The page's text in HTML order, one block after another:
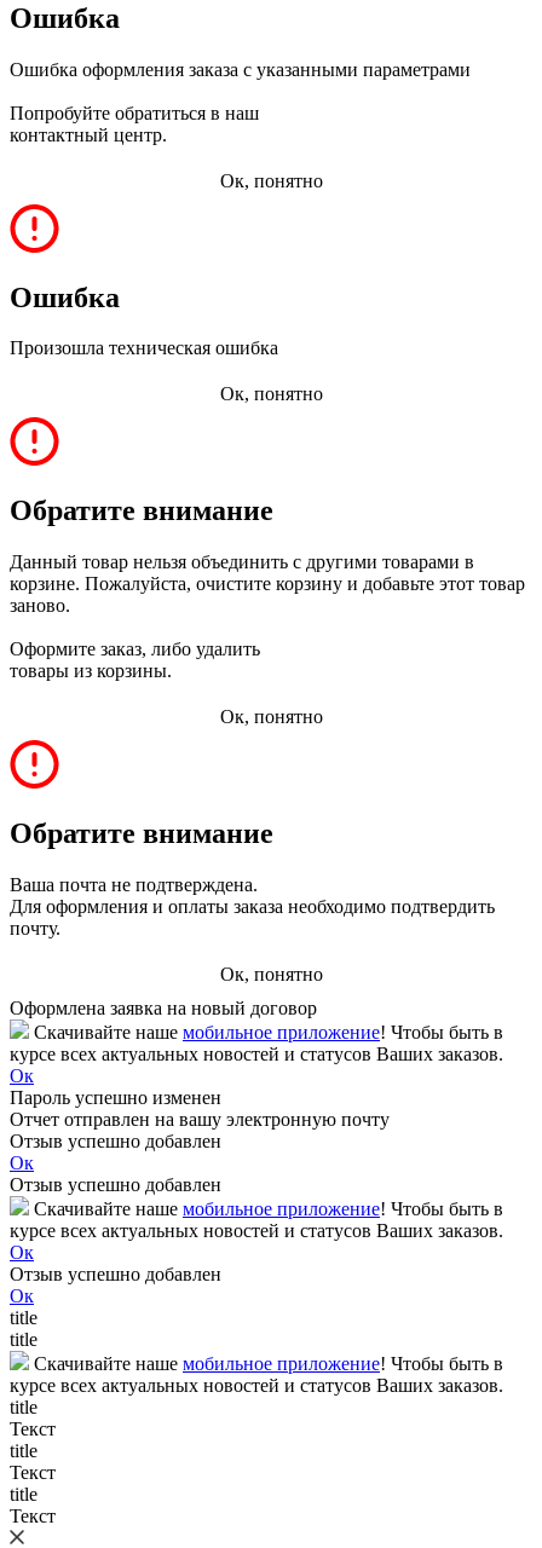
Ошибка
Ошибка оформления заказа с указанными параметрами
Попробуйте обратиться в наш
контактный центр.
Ок, понятно
Ошибка
Произошла техническая ошибка
Ок, понятно
Обратите внимание
Данный товар нельзя объединить с другими товарами в
корзине. Пожалуйста, очистите корзину и добавьте этот товар
заново.
Оформите заказ, либо удалить
товары из корзины.
Ок, понятно
Обратите внимание
Ваша почта не подтверждена.
Для оформления и оплаты заказа необходимо подтвердить
почту.
Ок, понятно
Оформлена заявка на новый договор
Скачивайте наше мобильное приложение! Чтобы быть в
курсе всех актуальных новостей и статусов Ваших заказов.
Ок
Пароль успешно изменен
Отчет отправлен на вашу электронную почту
Отзыв успешно добавлен
Ок
Отзыв успешно добавлен
Скачивайте наше мобильное приложение! Чтобы быть в
курсе всех актуальных новостей и статусов Ваших заказов.
Ок
Отзыв успешно добавлен
Ок
title
title
Скачивайте наше мобильное приложение! Чтобы быть в
курсе всех актуальных новостей и статусов Ваших заказов.
title
Текст
title
Текст
title
Текст